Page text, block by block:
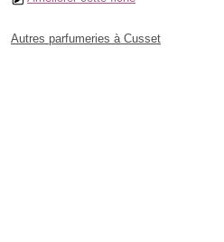
Autres parfumeries à Cusset